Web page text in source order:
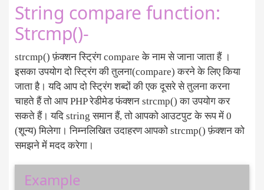
String compare function:
Strcmp()-
strcmp() फ़ंक्शन स्ट्रिंग compare के नाम से जाना जाता हैं ।
इसका उपयोग दो स्ट्रिंग की तुलना(compare) करने के लिए किया
जाता है। यदि आप दो स्ट्रिंग शब्दों की एक दूसरे से तुलना करना
चाहते हैं तो आप PHP रेडीमेड फंक्शन strcmp() का उपयोग कर
सकते हैं। यदि string समान हैं, तो आपको आउटपुट के रूप में 0
(शून्य) मिलेगा। निम्नलिखित उदाहरण आपको strcmp() फ़ंक्शन को
समझने में मदद करेगा।
Example